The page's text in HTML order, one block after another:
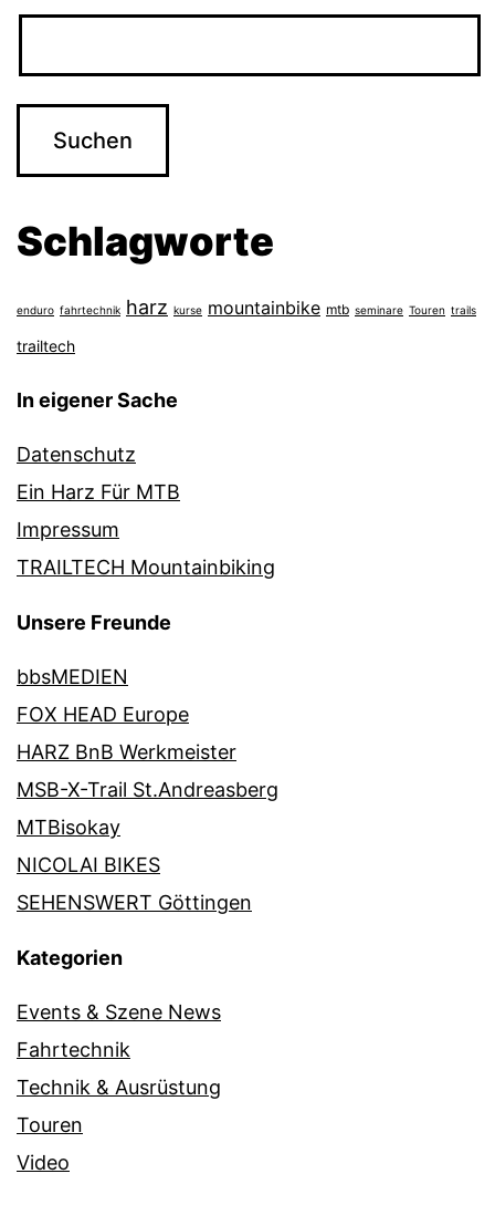
Schlagworte
enduro fahrtechnik harz kurse mountainbike mtb seminare Touren trails
trailtech
In eigener Sache
Datenschutz
Ein Harz Für MTB
Impressum
TRAILTECH Mountainbiking
Unsere Freunde
bbsMEDIEN
FOX HEAD Europe
HARZ BnB Werkmeister
MSB-X-Trail St.Andreasberg
MTBisokay
NICOLAI BIKES
SEHENSWERT Göttingen
Kategorien
Events & Szene News
Fahrtechnik
Technik & Ausrüstung
Touren
Video